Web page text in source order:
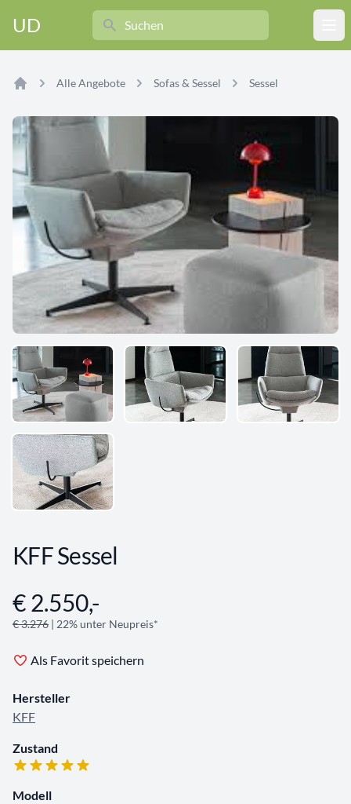
UD
Search
Alle Angebote Sofas & Sessel Sessel
KFF Sessel
Angebotsinformationen
€ 2.550,-
€ 3.276 | 22% unter Neupreis*
Als Favorit speichern
Hersteller
KFF
Zustand
Modell